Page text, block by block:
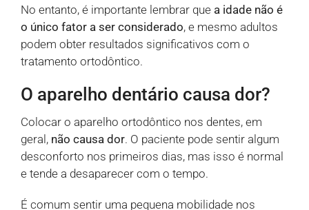
No entanto, é importante lembrar que a idade não é
o único fator a ser considerado, e mesmo adultos
podem obter resultados significativos com o
tratamento ortodôntico.
O aparelho dentário causa dor?
Colocar o aparelho ortodôntico nos dentes, em
geral, não causa dor. O paciente pode sentir algum
desconforto nos primeiros dias, mas isso é normal
e tende a desaparecer com o tempo.
É comum sentir uma pequena mobilidade nos